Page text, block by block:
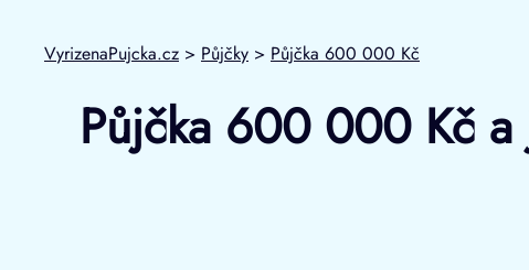
VyrizenaPujcka.cz > Půjčky > Půjčka 600 000 Kč
Půjčka 600 000 Kč